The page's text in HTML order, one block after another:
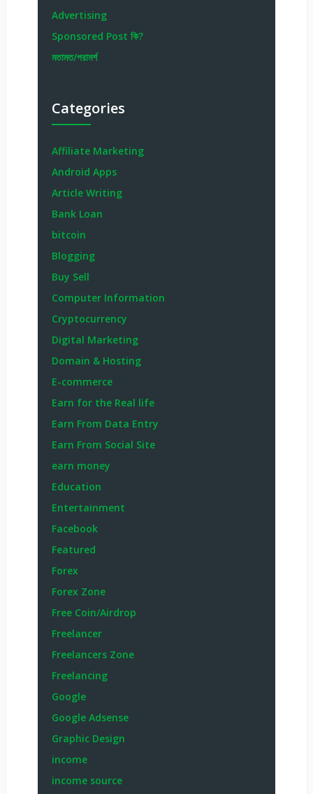
Advertising
Sponsored Post কি?
মতামত/পরামর্শ
Categories
Affiliate Marketing
Android Apps
Article Writing
Bank Loan
bitcoin
Blogging
Buy Sell
Computer Information
Cryptocurrency
Digital Marketing
Domain & Hosting
E-commerce
Earn for the Real life
Earn From Data Entry
Earn From Social Site
earn money
Education
Entertainment
Facebook
Featured
Forex
Forex Zone
Free Coin/Airdrop
Freelancer
Freelancers Zone
Freelancing
Google
Google Adsense
Graphic Design
income
income source